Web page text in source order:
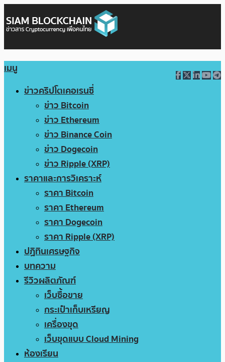
เมนู
ข่าวคริปโตเคอเรนซี่
ข่าว Bitcoin
ข่าว Ethereum
ข่าว Binance Coin
ข่าว Dogecoin
ข่าว Ripple (XRP)
ราคาและการวิเคราะห์
ราคา Bitcoin
ราคา Ethereum
ราคา Dogecoin
ราคา Ripple (XRP)
ปฏิทินเศรษฐกิจ
บทความ
รีวิวผลิตภัณฑ์
เว็บซื้อขาย
กระเป๋าเก็บเหรียญ
เครื่องขุด
เว็บขุดแบบ Cloud Mining
ห้องเรียน